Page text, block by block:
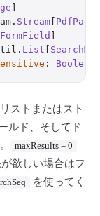
Stream PdfPage
FormField
List
: Boolean
ストまたはスト
ルド、そしてド
maxResults = 0
欲しい場合はフ
を使ってく